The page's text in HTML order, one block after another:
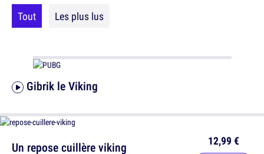
Tout Les plus lus
Gibrik le Viking
Un repose cuillère viking 12,99 €